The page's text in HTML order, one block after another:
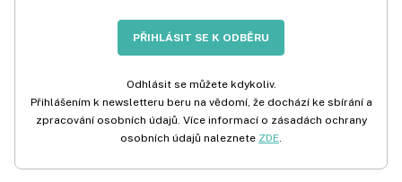
PŘIHLÁSIT SE K ODBĚRU
Odhlásit se můžete kdykoliv.
Přihlášením k newsletteru beru na vědomí, že dochází ke sbírání a
zpracování osobních údajů. Více informací o zásadách ochrany
osobních údajů naleznete ZDE.